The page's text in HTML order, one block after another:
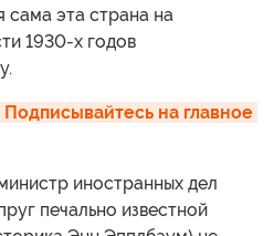
сама эта страна на
1930-х годов
на главное
иностранных дел
печально известной